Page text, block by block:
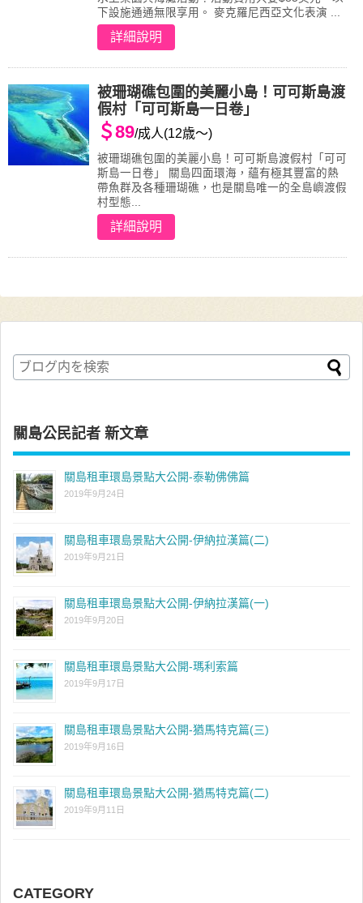
下設施通通無限享用。 麥克羅尼西亞文化表演 ...
詳細說明
被珊瑚礁包圍的美麗小島！可可斯島渡
假村「可可斯島一日卷」
＄89/成人(12歳～)
被珊瑚礁包圍的美麗小島！可可斯島渡假村「可可
斯島一日卷」 關島四面環海，蘊有極其豐富的熱
帶魚群及各種珊瑚礁，也是關島唯一的全島嶼渡假
村型態...
詳細說明
關島公民記者 新文章
關島租車環島景點大公開-泰勒佛佛篇
2019年9月24日
關島租車環島景點大公開-伊納拉漢篇(二)
2019年9月21日
關島租車環島景點大公開-伊納拉漢篇(一)
2019年9月20日
關島租車環島景點大公開-瑪利索篇
2019年9月17日
關島租車環島景點大公開-猶馬特克篇(三)
2019年9月16日
關島租車環島景點大公開-猶馬特克篇(二)
2019年9月11日
CATEGORY